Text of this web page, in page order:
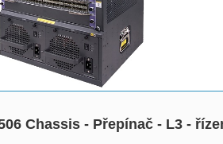
Chassis - Přepínač - L3 -